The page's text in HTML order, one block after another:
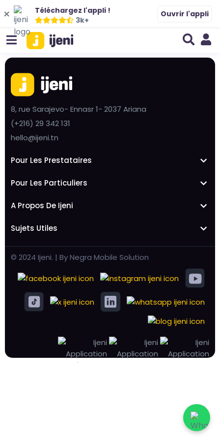
Téléchargez l'appli !
3k+
Ouvrir l'appli
8, rue Sarajevo- Ennasr 1- 2037 Ariana
(+216) 29 342 131
hello@ijeni.tn
Pour Les Prestataires
Pour Les Particuliers
A Propos De Ijeni
Sujets Utiles
© 2024 Ijeni. | By Negra Mobile Solution